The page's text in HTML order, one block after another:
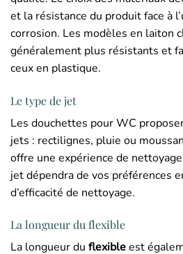
et la résistance du produit face à
corrosion. Les modèles en laiton
généralement plus résistants et
ceux en plastique.
Le type de jet
Les douchettes pour WC
jets : rectilignes, pluie ou
offre une expérience de
jet dépendra de vos préférences
d’efficacité de nettoyage.
La longueur du flexible
La longueur du flexibleest